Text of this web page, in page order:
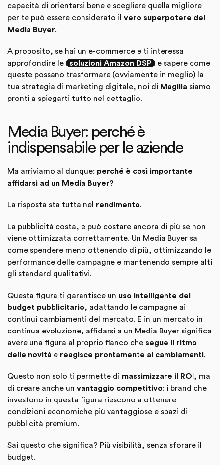
capacità di orientarsi bene e scegliere quella migliore
per te può essere considerato il vero superpotere del
Media Buyer.
A proposito, se hai un e-commerce e ti interessa
approfondire le
soluzioni Amazon DSP
e sapere come
queste possano trasformare (ovviamente in meglio) la
tua strategia di marketing digitale, noi di Magilla siamo
pronti a spiegarti tutto nel dettaglio.
Media Buyer: perché è
indispensabile per le aziende
Ma arriviamo al dunque: perché è così importante
affidarsi ad un Media Buyer?
La risposta sta tutta nel rendimento.
La pubblicità costa, e può costare ancora di più se non
viene ottimizzata correttamente. Un Media Buyer sa
come spendere meno ottenendo di più, ottimizzando le
performance delle campagne e mantenendo sempre alti
gli standard qualitativi.
Questa figura ti garantisce un uso intelligente del
budget pubblicitario, adattando le campagne ai
continui cambiamenti del mercato. E in un mercato in
continua evoluzione, affidarsi a un Media Buyer significa
avere una figura al proprio fianco che segue il ritmo
delle novità e reagisce prontamente ai cambiamenti.
Questo non solo ti permette di massimizzare il ROI , ma
di creare anche un vantaggio competitivo: i brand che
investono in questa figura riescono a ottenere
condizioni economiche più vantaggiose e spazi di
pubblicità premium.
Sai questo che significa? Più visibilità, senza sforare il
budget.